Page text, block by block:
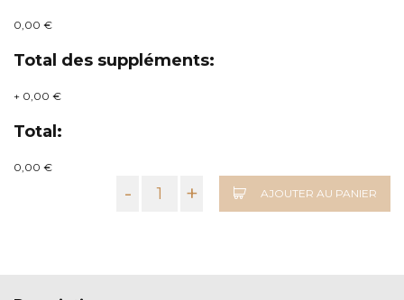
0,00 €
Total des suppléments:
+ 0,00 €
Total:
0,00 €
- + AJOUTER AU PANIER